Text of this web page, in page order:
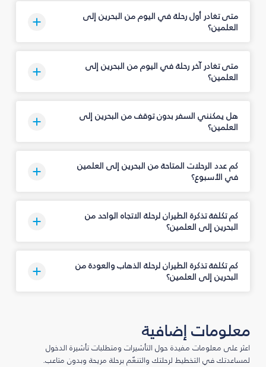
متى تغادر أول رحلة في اليوم من البحرين إلى
العلمين؟
متى تغادر آخر رحلة في اليوم من البحرين إلى
العلمين؟
هل يمكنني السفر بدون توقف من البحرين إلى
العلمين؟
كم عدد الرحلات المتاحة من البحرين إلى العلمين
في الأسبوع؟
كم تكلفة تذكرة الطيران لرحلة الاتجاه الواحد من
البحرين إلى العلمين؟
كم تكلفة تذكرة الطيران لرحلة الذهاب والعودة من
البحرين إلى العلمين؟
معلومات إضافية
اعثر على معلومات مفيدة حول التأشيرات ومتطلبات تأشيرة الدخول
لمساعدتك في التخطيط لرحلتك والتنعّم برحلة مريحة وبدون متاعب.